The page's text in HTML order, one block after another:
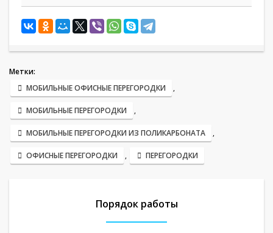
Метки:
МОБИЛЬНЫЕ ОФИСНЫЕ ПЕРЕГОРОДКИ
,
МОБИЛЬНЫЕ ПЕРЕГОРОДКИ ,
МОБИЛЬНЫЕ ПЕРЕГОРОДКИ ИЗ ПОЛИКАРБОНАТА ,
ОФИСНЫЕ ПЕРЕГОРОДКИ , ПЕРЕГОРОДКИ
Порядок работы